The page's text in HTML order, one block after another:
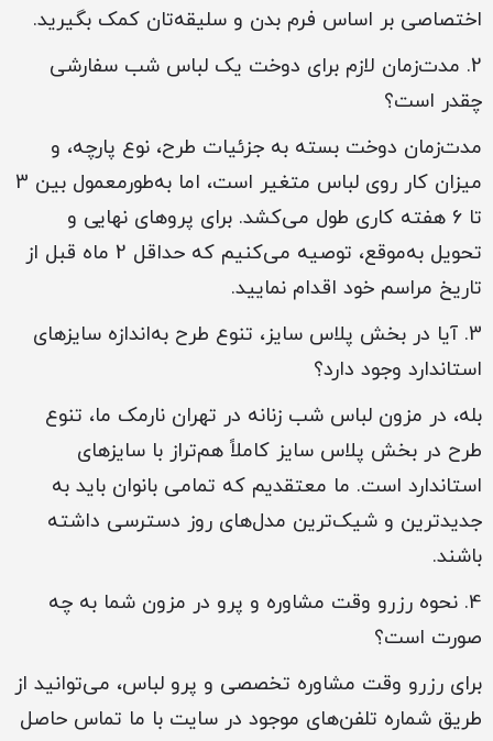
اختصاصی بر اساس فرم بدن و سلیقه‌تان کمک بگیرید.
2. مدت‌زمان لازم برای دوخت یک لباس شب سفارشی
چقدر است؟
مدت‌زمان دوخت بسته به جزئیات طرح، نوع پارچه، و
میزان کار روی لباس متغیر است، اما به‌طورمعمول بین 3
تا 6 هفته کاری طول می‌کشد. برای پروهای نهایی و
تحویل به‌موقع، توصیه می‌کنیم که حداقل 2 ماه قبل از
تاریخ مراسم خود اقدام نمایید.
3. آیا در بخش پلاس سایز، تنوع طرح به‌اندازه سایزهای
استاندارد وجود دارد؟
بله، در مزون لباس شب زنانه در تهران نارمک ما، تنوع
طرح در بخش پلاس سایز کاملاً هم‌تراز با سایزهای
استاندارد است. ما معتقدیم که تمامی بانوان باید به
جدیدترین و شیک‌ترین مدل‌های روز دسترسی داشته
باشند.
4. نحوه رزرو وقت مشاوره و پرو در مزون شما به چه
صورت است؟
برای رزرو وقت مشاوره تخصصی و پرو لباس، می‌توانید از
طریق شماره تلفن‌های موجود در سایت با ما تماس حاصل